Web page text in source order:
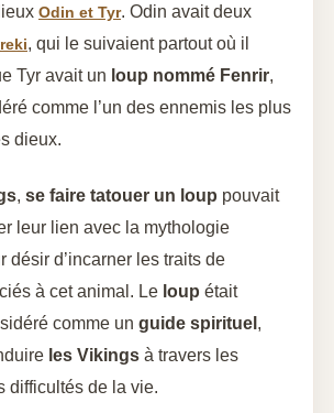
Odin et Tyr. Odin avait deux
, qui le suivaient partout où il
Tyr avait un loup nommé Fenrir,
comme l’un des ennemis les plus
dieux.
, se faire tatouer un loup pouvait
leur lien avec la mythologie
désir d’incarner les traits de
à cet animal. Le loup était
comme un guide spirituel ,
les Vikings à travers les
difficultés de la vie.